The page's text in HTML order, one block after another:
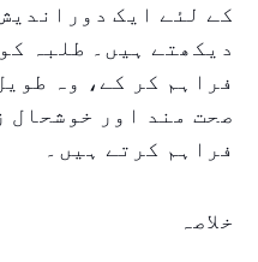
کے لئے ایک
دیکھتے ہیں۔ طلبہ
فراہم کر کے، وہ
صحت مند اور خوشحال
فراہم کرتے ہیں۔
خلاصہ